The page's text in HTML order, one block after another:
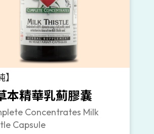
】
本精華乳薊膠囊
Concentrates Milk
Capsule